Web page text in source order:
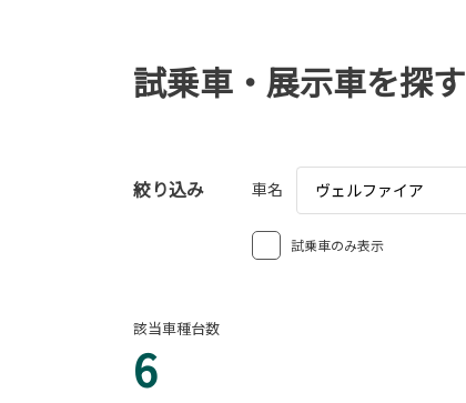
試乗車・展示車を探す
絞り込み 車名 ヴェルファイア
試乗車のみ表示
該当車種台数
6